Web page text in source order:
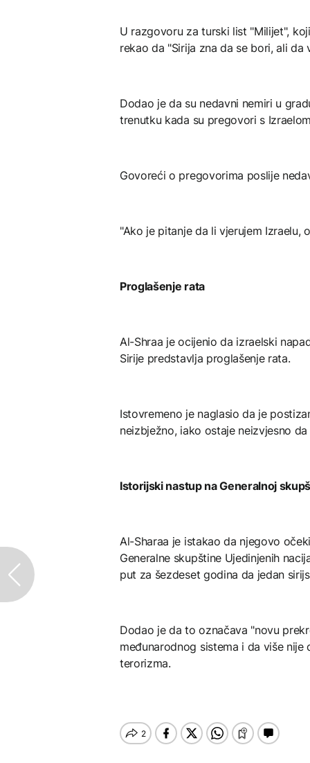
U razgovoru za turski list "Milijet",
rekao da "Sirija zna da se bori, ali da
Dodao je da su nedavni nemiri u
trenutku kada su pregovori s
Govoreći o pregovorima poslije
"Ako je pitanje da li vjerujem Izraelu,
Proglašenje rata
Al-Shraa je ocijenio da izraelski
Sirije predstavlja proglašenje rata.
Istovremeno je naglasio da je
neizbježno, iako ostaje neizvjesno
Istorijski nastup na Generalnoj
Al-Sharaa je istakao da njegovo
Generalne skupštine Ujedinjenih
put za šezdeset godina da jedan
Dodao je da to označava "novu
međunarodnog sistema i da više
terorizma.